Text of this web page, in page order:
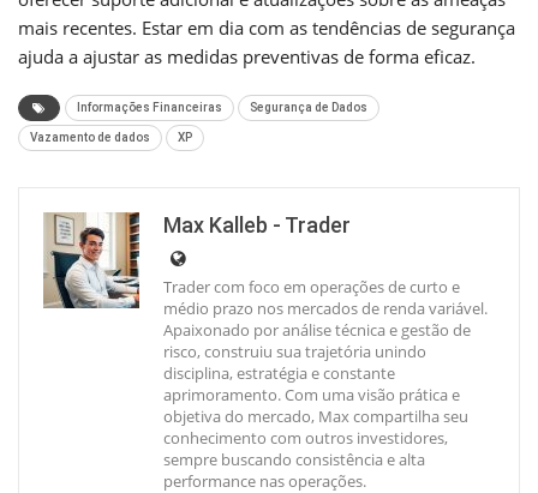
mais recentes. Estar em dia com as tendências de segurança
ajuda a ajustar as medidas preventivas de forma eficaz.
Informações Financeiras Segurança de Dados
Vazamento de dados XP
Max Kalleb - Trader
Trader com foco em operações de curto e
médio prazo nos mercados de renda variável.
Apaixonado por análise técnica e gestão de
risco, construiu sua trajetória unindo
disciplina, estratégia e constante
aprimoramento. Com uma visão prática e
objetiva do mercado, Max compartilha seu
conhecimento com outros investidores,
sempre buscando consistência e alta
performance nas operações.